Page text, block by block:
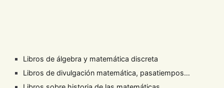
Libros de álgebra y matemática discreta
Libros de divulgación matemática, pasatiempos…